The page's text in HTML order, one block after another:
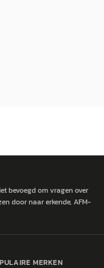
bevoegd om vragen over
door naar erkende, AFM-
MERKEN